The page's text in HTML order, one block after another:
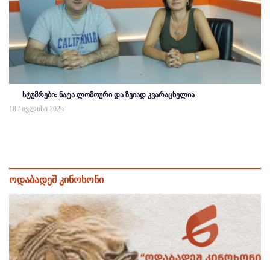
სტუმრები: ნატა ლომოური და ზვიად კვარაცხელია
18 / ივლისი 2026
ოდაბადეშ კინოხონი